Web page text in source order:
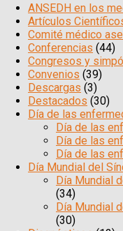
ANSEDH en los
Artículos
Comité médico
Conferencias (44)
Congresos y
Convenios (39)
Descargas (3)
Destacados (30)
Día de las
Día de las
Día de las
Día de las
Día Mundial del
Día Mundial
(34)
Día Mundial
(30)